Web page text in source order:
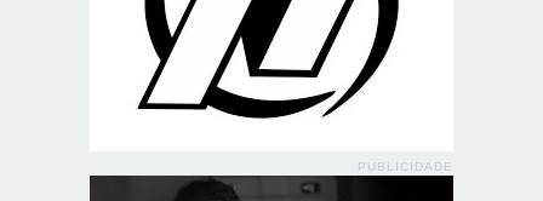
PUBLICIDADE